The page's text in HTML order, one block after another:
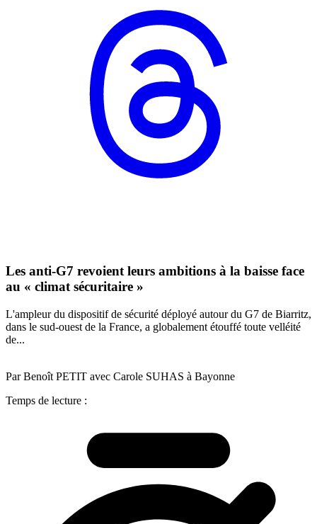
Les anti-G7 revoient leurs ambitions à la baisse face
au « climat sécuritaire »
L'ampleur du dispositif de sécurité déployé autour du G7 de Biarritz,
dans le sud-ouest de la France, a globalement étouffé toute velléité
de...
Par Benoît PETIT avec Carole SUHAS à Bayonne
Temps de lecture :